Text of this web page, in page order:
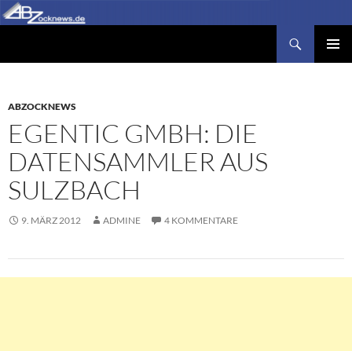
Zum
Inhalt
ABZOCKNEWS
EGENTIC GMBH: DIE
DATENSAMMLER AUS
SULZBACH
9. MÄRZ 2012 ADMINE 4 KOMMENTARE